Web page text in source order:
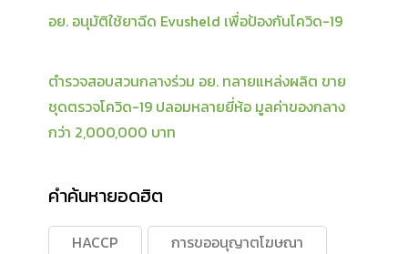
อย. อนุมัติใช้ยาฉีด Evusheld เพื่อป้องกันโควิด-19
ตำรวจสอบสวนกลางร่วม อย. ทลายแหล่งผลิต ขาย
ชุดตรวจโควิด-19 ปลอมหลายยี่ห้อ มูลค่าของกลาง
กว่า 2,000,000 บาท
คำค้นหายอดฮิต
HACCP
การขออนุญาตโฆษณา